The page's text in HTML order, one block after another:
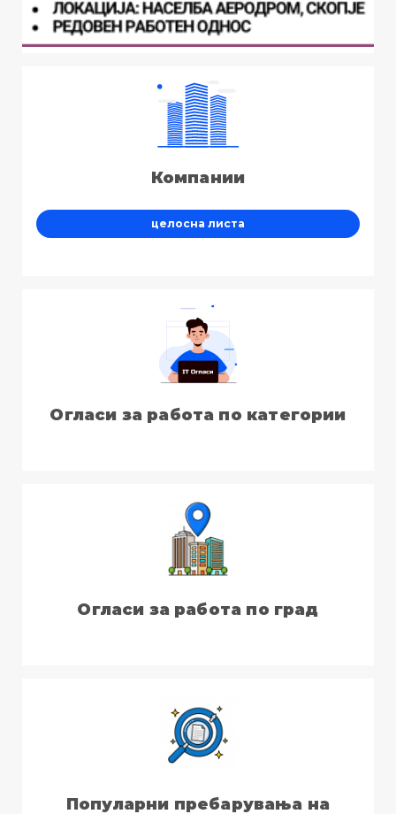
Компании
целосна листа
Огласи за работа по категории
Огласи за работа по град
Популарни пребарувања на